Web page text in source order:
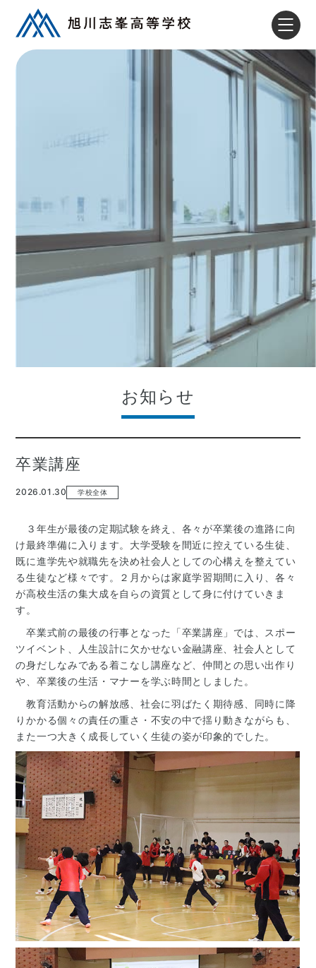
お知らせ
卒業講座
2026.01.30 学校全体
３年生が最後の定期試験を終え、各々が卒業後の進路に向
け最終準備に入ります。大学受験を間近に控えている生徒、
既に進学先や就職先を決め社会人としての心構えを整えてい
る生徒など様々です。２月からは家庭学習期間に入り、各々
が高校生活の集大成を自らの資質として身に付けていきま
す。
卒業式前の最後の行事となった「卒業講座」では、スポー
ツイベント、人生設計に欠かせない金融講座、社会人として
の身だしなみである着こなし講座など、仲間との思い出作り
や、卒業後の生活・マナーを学ぶ時間としました。
教育活動からの解放感、社会に羽ばたく期待感、同時に降
りかかる個々の責任の重さ・不安の中で揺り動きながらも、
また一つ大きく成長していく生徒の姿が印象的でした。